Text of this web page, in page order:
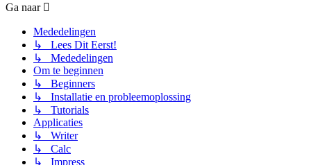
Ga naar
Mededelingen
↳ Lees Dit Eerst!
↳ Mededelingen
Om te beginnen
↳ Beginners
↳ Installatie en probleemoplossing
↳ Tutorials
Applicaties
↳ Writer
↳ Calc
↳ Impress